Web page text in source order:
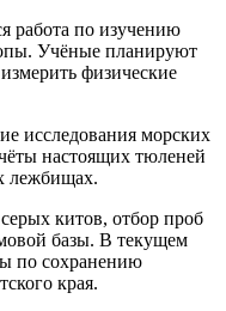
работа по изучению
Учёные планируют
физические
исследования морских
настоящих тюленей
лежбищах.
китов, отбор проб
базы. В текущем
по сохранению
края.